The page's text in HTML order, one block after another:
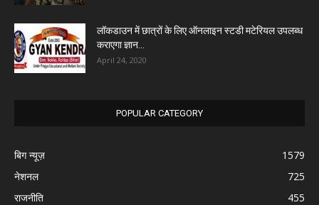
लॉकडाउन में छात्रों के लिए ऑनलाइन स्टडी मटेरियल उपलब्ध
कराएगा ज्ञान...
April 24, 2020
POPULAR CATEGORY
बिग न्यूज़
1579
नेशनल
725
राजनीति
455